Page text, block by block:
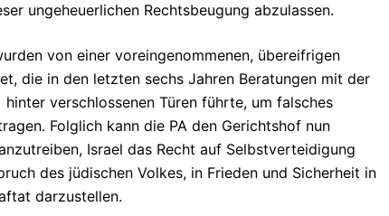
ungeheuerlichen Rechtsbeugung abzulassen.
von einer voreingenommenen, übereifrigen
die in den letzten sechs Jahren Beratungen mit der
verschlossenen Türen führte, um falsches
Folglich kann die PA den Gerichtshof nun
Israel das Recht auf Selbstverteidigung
des jüdischen Volkes, in Frieden und Sicherheit in
darzustellen.